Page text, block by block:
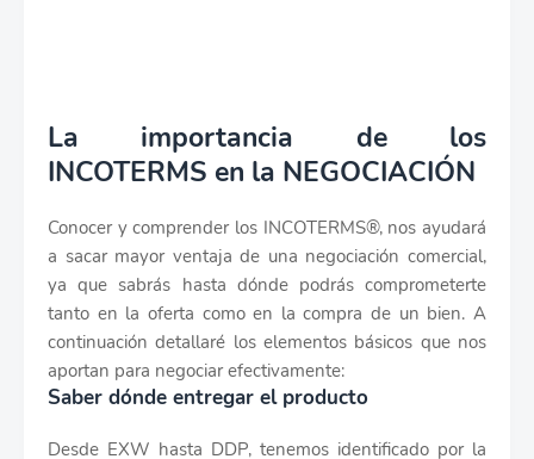
La importancia de los
INCOTERMS en la NEGOCIACIÓN
Conocer y comprender los INCOTERMS®, nos ayudará
a sacar mayor ventaja de una negociación comercial,
ya que sabrás hasta dónde podrás comprometerte
tanto en la oferta como en la compra de un bien. A
continuación detallaré los elementos básicos que nos
aportan para negociar efectivamente:
Saber dónde entregar el producto
Desde EXW hasta DDP, tenemos identificado por la